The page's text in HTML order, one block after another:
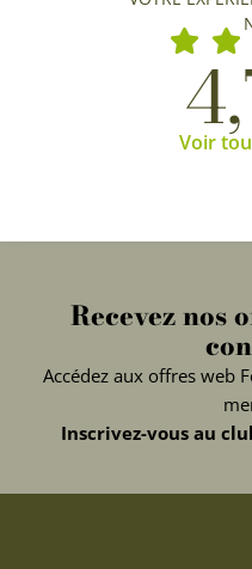
Voir
Recevez nos
Accédez aux offres web
Inscrivez-vous au